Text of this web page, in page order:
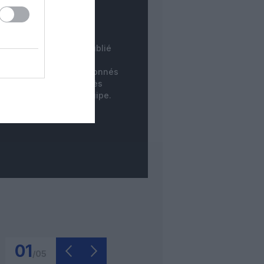
COMMENTAIRE
INSTANTANÉ
commentaire est publié
des non-abonnés
ne sont publiés qu'après
par notre équipe.
01